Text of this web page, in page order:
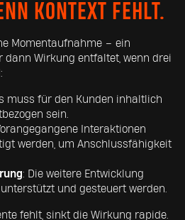
KONTEXT FEHLT.
Momentaufnahme – ein
dann Wirkung entfaltet, wenn drei
muss für den Kunden inhaltlich
sein.
Interaktionen
werden, um Anschlussfähigkeit
: Die weitere Entwicklung
und gesteuert werden.
fehlt, sinkt die Wirkung rapide.